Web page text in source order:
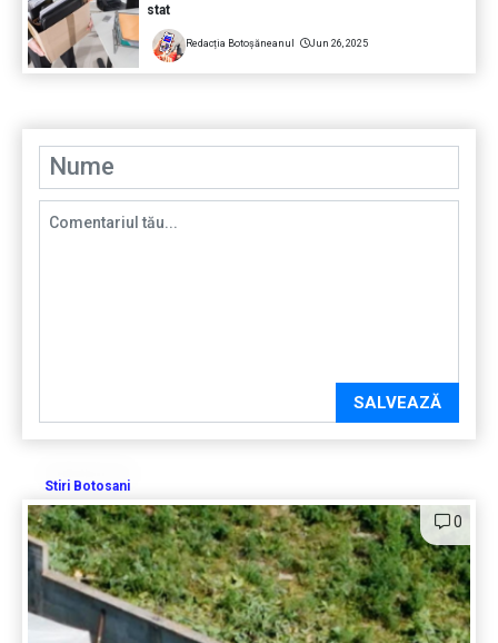
stat
Redacția Botoșăneanul Jun 26, 2025
SALVEAZĂ
Stiri Botosani
0